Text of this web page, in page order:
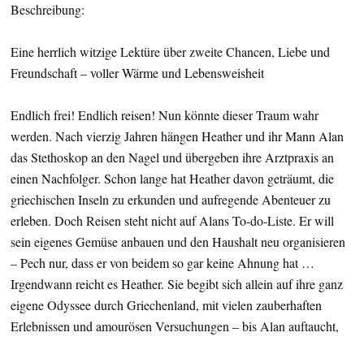
Beschreibung:
Eine herrlich witzige Lektüre über zweite Chancen, Liebe und
Freundschaft – voller Wärme und Lebensweisheit
Endlich frei! Endlich reisen! Nun könnte dieser Traum wahr
werden. Nach vierzig Jahren hängen Heather und ihr Mann Alan
das Stethoskop an den Nagel und übergeben ihre Arztpraxis an
einen Nachfolger. Schon lange hat Heather davon geträumt, die
griechischen Inseln zu erkunden und aufregende Abenteuer zu
erleben. Doch Reisen steht nicht auf Alans To-do-Liste. Er will
sein eigenes Gemüse anbauen und den Haushalt neu organisieren
– Pech nur, dass er von beidem so gar keine Ahnung hat …
Irgendwann reicht es Heather. Sie begibt sich allein auf ihre ganz
eigene Odyssee durch Griechenland, mit vielen zauberhaften
Erlebnissen und amourösen Versuchungen – bis Alan auftaucht,